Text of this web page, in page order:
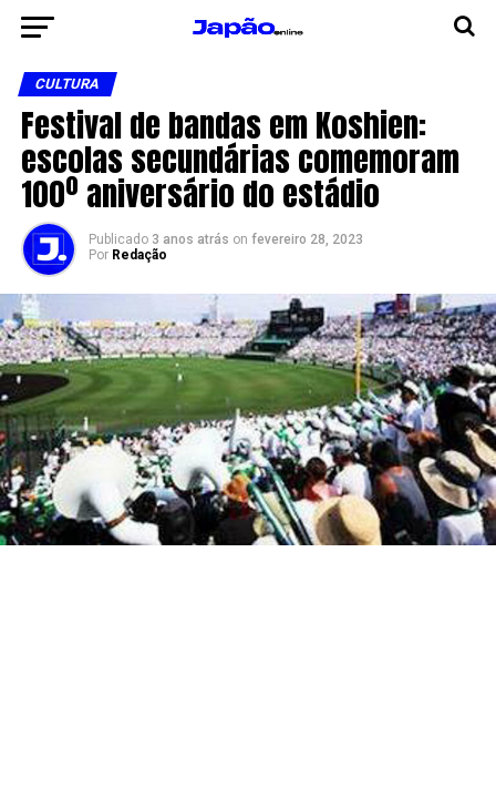
CULTURA
Festival de bandas em Koshien:
escolas secundárias comemoram
100º aniversário do estádio
Publicado 3 anos atrás on fevereiro 28, 2023
Por Redação